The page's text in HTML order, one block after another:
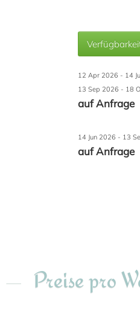
12 Apr 2026 - 14
13 Sep 2026 - 18
auf Anfrage
14 Jun 2026 - 13
auf Anfrage
Preise pro